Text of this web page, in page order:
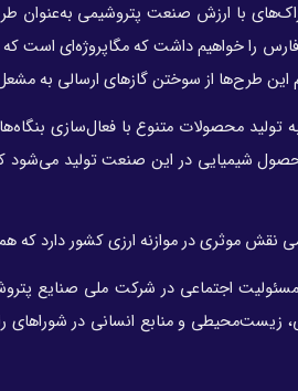
با ارزش صنعت پتروشیمی به‌عنوان
فارس را خواهیم داشت که مگاپروژه‌ای
طرح‌ها از سوختن گازهای ارسالی به
تولید محصولات متنوع با فعال‌سازی
نوع گرید پلیمر و ۸۰ نوع محصول شیمیایی در این
نقش موثری در موازنه ارزی کشور دارد که
اجتماعی در شرکت ملی صنایع
زیست‌محیطی و منابع انسانی در